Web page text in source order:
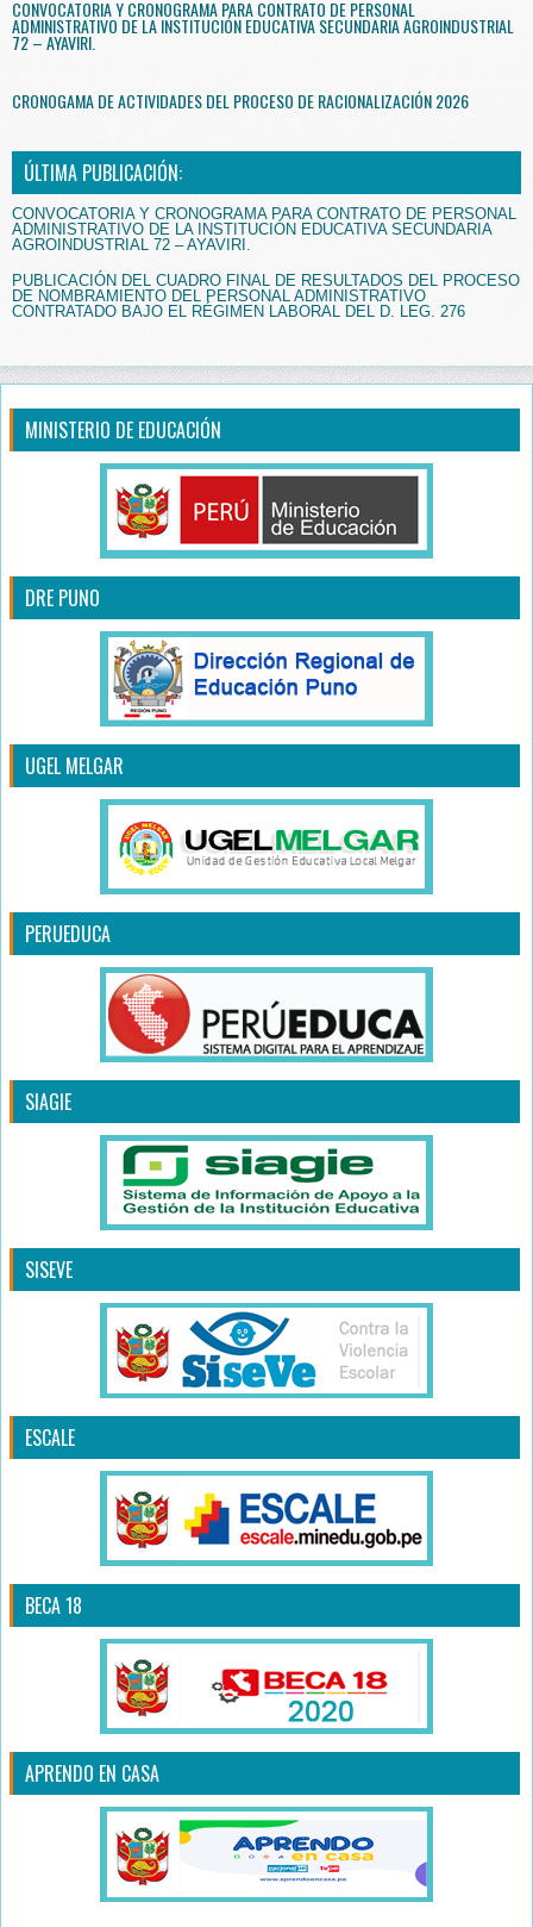
CONVOCATORIA Y CRONOGRAMA PARA CONTRATO DE PERSONAL
ADMINISTRATIVO DE LA INSTITUCIÓN EDUCATIVA SECUNDARIA AGROINDUSTRIAL
72 – AYAVIRI.
CRONOGAMA DE ACTIVIDADES DEL PROCESO DE RACIONALIZACIÓN 2026
ÚLTIMA PUBLICACIÓN:
CONVOCATORIA Y CRONOGRAMA PARA CONTRATO DE PERSONAL
ADMINISTRATIVO DE LA INSTITUCIÓN EDUCATIVA SECUNDARIA
AGROINDUSTRIAL 72 – AYAVIRI.
PUBLICACIÓN DEL CUADRO FINAL DE RESULTADOS DEL PROCESO
DE NOMBRAMIENTO DEL PERSONAL ADMINISTRATIVO
CONTRATADO BAJO EL RÉGIMEN LABORAL DEL D. LEG. 276
MINISTERIO DE EDUCACIÓN
DRE PUNO
UGEL MELGAR
PERUEDUCA
SIAGIE
SISEVE
ESCALE
BECA 18
APRENDO EN CASA